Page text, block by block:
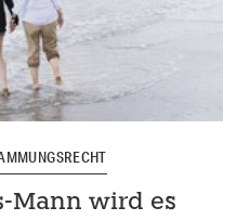
Mann wird es